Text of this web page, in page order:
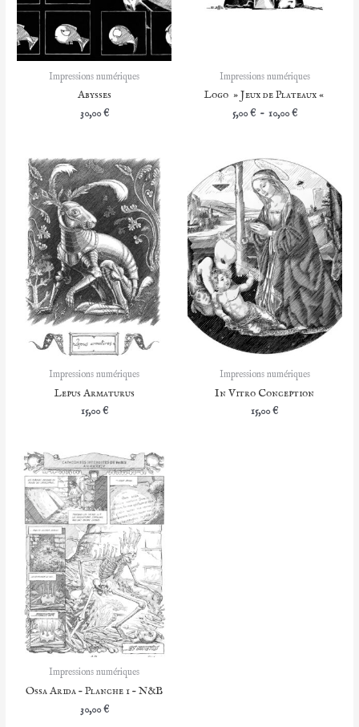
Impressions numériques
Abysses
30,00€
Impressions numériques
Logo » Jeux de Plateaux «
5,00€ – 10,00€Plage
à
10,00 €
Impressions numériques
Lepus Armaturus
15,00€
Impressions numériques
In Vitro Conception
15,00€
Impressions numériques
Ossa Arida – Planche 1 – N&B
30,00€